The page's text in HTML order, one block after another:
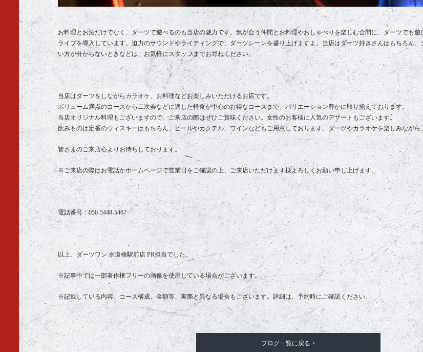
お料理とお酒だけでなく、ダーツで遊べるのも当店の魅力です。気が合う仲間とお料理やおしゃべりを楽しむ合間に、ダーツでも
ライブを導入しています。迫力のサウンドやライティングで、ダーツシーンを盛り上げますよ。当店はダーツ好きさんはもちろん
い方が分からないときなどは、お気軽にスタッフまでお尋ねください。
当店はダーツをしながらカラオケ、お料理などお楽しみいただけるお店です。
ボリューム満点のコースから二次会などに適した軽食が中心のお得なコースまで、バリエーション豊かに取り揃えております。
当店オリジナル料理もございますので、ご来店の際はぜひご賞味ください。女性のお客様に人気のデザートもございます。
飲みものは定番のウィスキーはもちろん、ビールやカクテル、ワインなどもご用意しております。ダーツやカラオケを楽しみながら
皆さまのご来店心よりお待ちしております。
※ご来店の際はお電話かホームページで営業日をご確認の上、ご来店いただけます様よろしくお願い申し上げます。
電話番号：050-5448-5467
以上、ダーツワン 水道橋駅前店 PR担当でした。
※記事中では一部著作権フリーの画像を使用している場合がございます。
※記載している内容、コース構成、金額等、実際と異なる場合もございます。詳細は、予約時にご確認ください。
ブログ一覧に戻る >